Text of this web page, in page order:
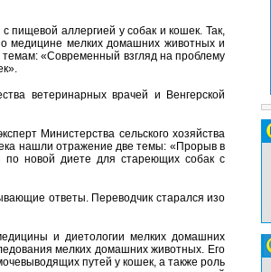
пищевой аллергией у собак и кошек. Так,
медицине мелких домашних животных и
«Современный взгляд на проблему
ветеринарных врачей и Венгерской
Министерства сельского хозяйства
нашли отражение две темы: «Прорыв в
новой диете для стареющих собак с
ответы. Переводчик старался изо
и диетологии мелких домашних
мелких домашних животных. Его
путей у кошек, а также роль